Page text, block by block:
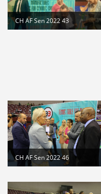
CH AF Sen 2022 43
CH AF Sen 2022 46